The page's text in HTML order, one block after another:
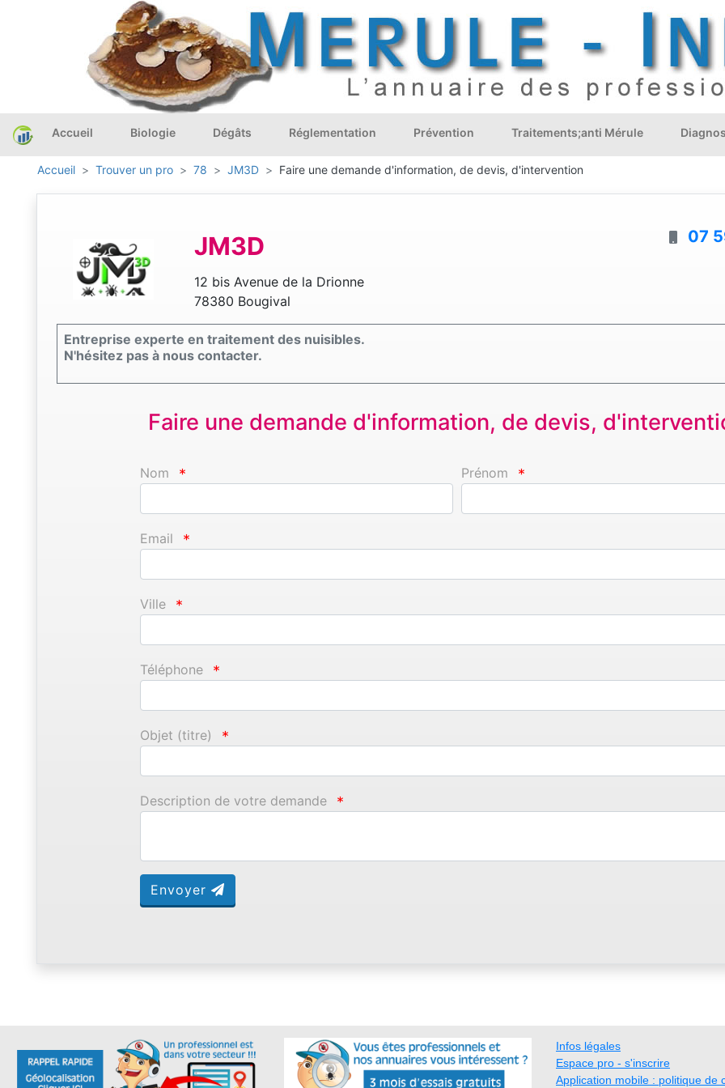
Accueil Biologie Dégâts Réglementation Prévention Traitements;anti Mérule
Accueil Trouver un pro 78 JM3D Faire une demande d'information, de devis, d'intervention
JM3D
12 bis Avenue de la Drionne
78380 Bougival
07
Entreprise experte en traitement des nuisibles.
N'hésitez pas à nous contacter.
Faire une demande d'information, de devis,
Nom * Prénom *
Email *
Ville *
Téléphone *
Objet (titre) *
Description de votre demande *
Envoyer
Infos légales
Espace pro - s'inscrire
Application mobile : politique de